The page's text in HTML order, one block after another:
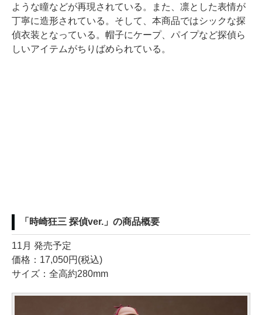
ような瞳などが再現されている。また、凛とした表情が
丁寧に造形されている。そして、本商品ではシックな探
偵衣装となっている。帽子にケープ、パイプなど探偵ら
しいアイテムがちりばめられている。
「時崎狂三 探偵ver.」の商品概要
11月 発売予定
価格：17,050円(税込)
サイズ：全高約280mm